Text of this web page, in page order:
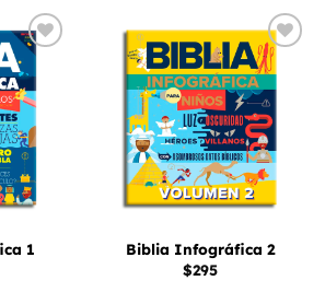
Añadir
a la
lista
de
deseos
1
Añadir
a la
lista
de
deseos
Biblia Infográfica 2
$295